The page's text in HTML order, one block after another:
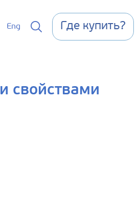
Eng Где купить?
свойствами